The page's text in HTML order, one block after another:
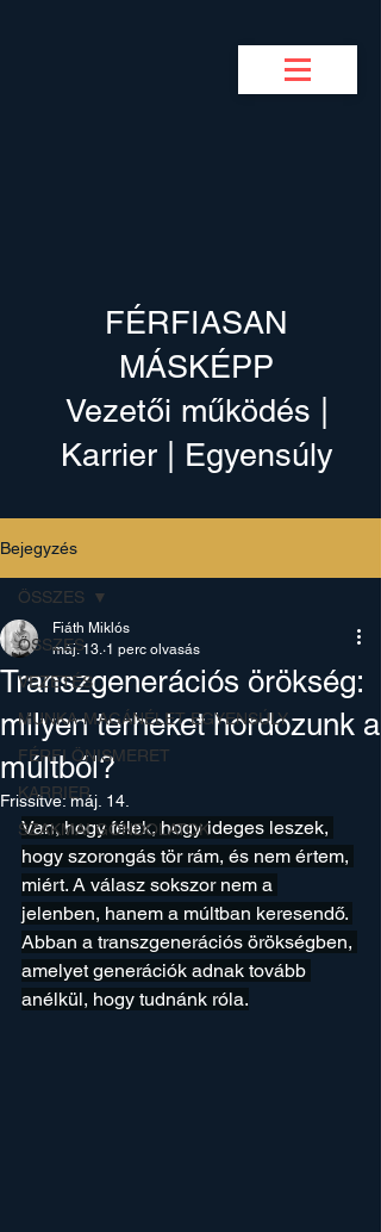
FÉRFIASAN
MÁSKÉPP
Vezetői működés |
Karrier | Egyensúly
Bejegyzés
ÖSSZES
VEZETÉS
MUNKA-MAGÁNÉLET EGYENSÚLY
FÉRFI ÖNISMERET
KARRIER
SZAKMAI GONDOLATOK
ÖSSZES
Transzgenerációs örökség:
milyen terheket hordozunk a
múltból?
Fiáth Miklós
máj. 13. 1 perc olvasás
Frissítve:máj. 14.
Van, hogy félek, hogy ideges leszek,
hogy szorongás tör rám, és nem értem,
miért. A válasz sokszor nem a
jelenben, hanem a múltban keresendő.
Abban a transzgenerációs örökségben,
amelyet generációk adnak tovább
anélkül, hogy tudnánk róla.